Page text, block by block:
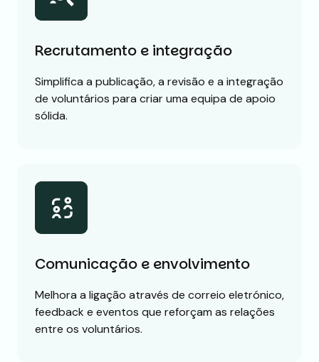
Recrutamento e integração
Simplifica a publicação, a revisão e a integração
de voluntários para criar uma equipa de apoio
sólida.
Comunicação e envolvimento
Melhora a ligação através de correio eletrónico,
feedback e eventos que reforçam as relações
entre os voluntários.